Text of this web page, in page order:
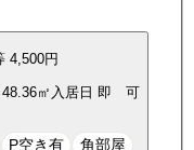
4,500円
48.36㎡ 入居日 即 可
P空き有 角部屋